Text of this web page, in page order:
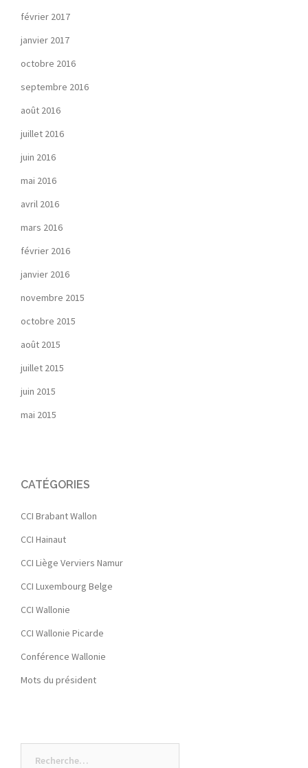
février 2017
janvier 2017
octobre 2016
septembre 2016
août 2016
juillet 2016
juin 2016
mai 2016
avril 2016
mars 2016
février 2016
janvier 2016
novembre 2015
octobre 2015
août 2015
juillet 2015
juin 2015
mai 2015
CATÉGORIES
CCI Brabant Wallon
CCI Hainaut
CCI Liège Verviers Namur
CCI Luxembourg Belge
CCI Wallonie
CCI Wallonie Picarde
Conférence Wallonie
Mots du président